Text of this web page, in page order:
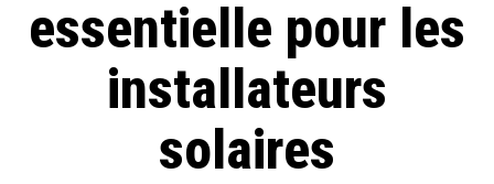
essentielle pour les
installateurs
solaires